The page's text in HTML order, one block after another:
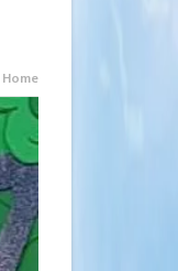
Home